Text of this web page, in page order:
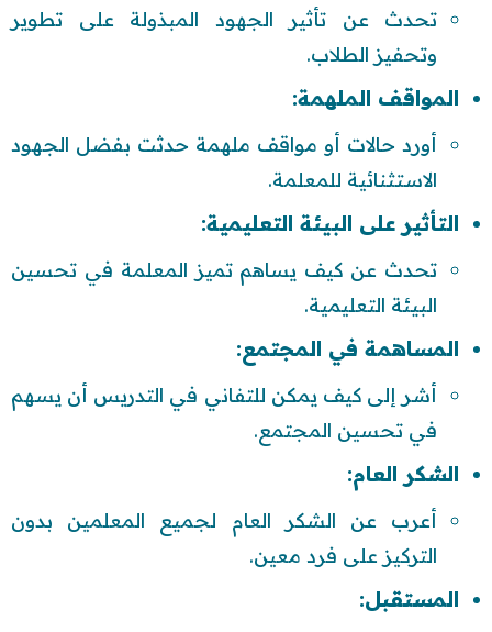
تحدث عن تأثير الجهود المبذولة على تطوير
وتحفيز الطلاب.
المواقف الملهمة:
أورد حالات أو مواقف ملهمة حدثت بفضل الجهود
الاستثنائية للمعلمة.
التأثير على البيئة التعليمية:
تحدث عن كيف يساهم تميز المعلمة في تحسين
البيئة التعليمية.
المساهمة في المجتمع:
أشر إلى كيف يمكن للتفاني في التدريس أن يسهم
في تحسين المجتمع.
الشكر العام:
أعرب عن الشكر العام لجميع المعلمين بدون
التركيز على فرد معين.
المستقبل: